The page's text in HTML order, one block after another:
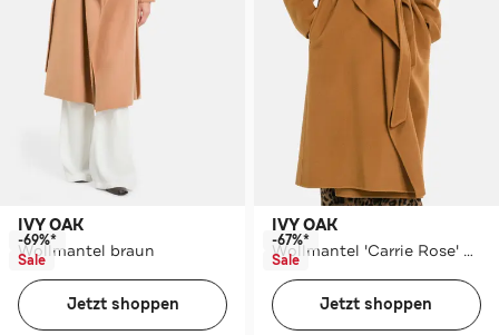
IVY OAK
Wollmantel braun
-69%*
Sale
Jetzt shoppen
IVY OAK
Wollmantel 'Carrie Rose' cognac
-67%*
Sale
Jetzt shoppen